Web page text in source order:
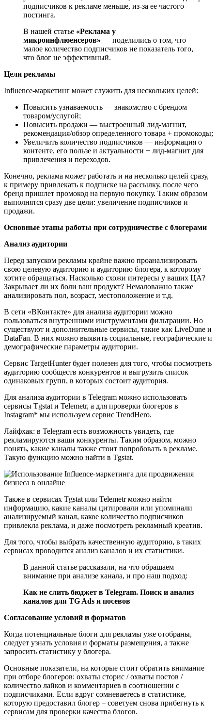
подписчиков к рекламе меньше, из-за ее частого
постинга.
В нашей статье «Реклама у
микроинфлюенсеров» — поделились о том, что
малое количество подписчиков не показатель того,
что блог не эффективный.
Цели рекламы
Influence-маркетинг может служить для нескольких целей:
Повысить узнаваемость — знакомство с брендом
товаром/услугой;
Повысить продажи — выстроенный лид-магнит,
рекомендация/обзор определенного товара + промокоды;
Увеличить количество подписчиков — информация о
контенте, его пользе и актуальности + лид-магнит для
привлечения и переходов.
Конечно, реклама может работать и на несколько целей сразу,
к примеру привлекать к подписке на рассылку, после чего
бренд пришлет промокод на первую покупку. Таким образом
выполнятся сразу две цели: увеличение подписчиков и
продажи.
Основные этапы работы при сотрудничестве с блогерами
Анализ аудитории
Перед запуском рекламы крайне важно проанализировать
свою целевую аудиторию и аудиторию блогера, к которому
хотите обращаться. Насколько схожи интересы у ваших ЦА?
Закрывает ли их боли ваш продукт? Немаловажно также
анализировать пол, возраст, местоположение и т.д.
В сети «ВКонтакте» для анализа аудитории можно
пользоваться внутренними инструментами фильтрации. Но
существуют и дополнительные сервисы, такие как LiveDune и
DataFan. В них можно выявить социальные, географические и
демографические параметры аудитории.
Сервис TargetHunter будет полезен для того, чтобы посмотреть
аудиторию сообществ конкурентов и выгрузить список
одинаковых групп, в которых состоит аудитория.
Для анализа аудитории в Telegram можно использовать
сервисы Tgstat и Telemetr, а для проверки блогеров в
Instagram* мы используем сервис TrendHero.
Лайфхак: в Telegram есть возможность увидеть, где
рекламируются ваши конкуренты. Таким образом, можно
понять, какие каналы также стоит попробовать в рекламе.
Такую функцию можно найти в Tgstat.
Также в сервисах Tgstat или Telemetr можно найти
информацию, какие каналы цитировали или упоминали
анализируемый канал, какое количество подписчиков
привлекла реклама, и даже посмотреть рекламный креатив.
Для того, чтобы выбрать качественную аудиторию, в таких
сервисах проводится анализ каналов и их статистики.
В данной статье рассказали, на что обращаем
внимание при анализе канала, и про наш подход:
Как не слить бюджет в Telegram. Поиск и анализ
каналов для TG Ads и посевов
Согласование условий и форматов
Когда потенциальные блоги для рекламы уже отобраны,
следует узнать условия и форматы размещения, а также
запросить статистику у блогера.
Основные показатели, на которые стоит обратить внимание
при отборе блогеров: охваты сторис / охваты постов /
количество лайков и комментариев в соотношении с
подписчиками. Если вдруг сомневаетесь в статистике,
которую предоставил блогер – советуем снова прибегнуть к
сервисам для проверки качества блогов.